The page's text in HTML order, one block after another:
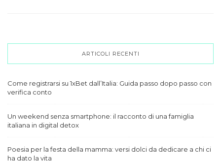
ARTICOLI RECENTI
Come registrarsi su 1xBet dall’Italia: Guida passo dopo passo con
verifica conto
Un weekend senza smartphone: il racconto di una famiglia
italiana in digital detox
Poesia per la festa della mamma: versi dolci da dedicare a chi ci
ha dato la vita